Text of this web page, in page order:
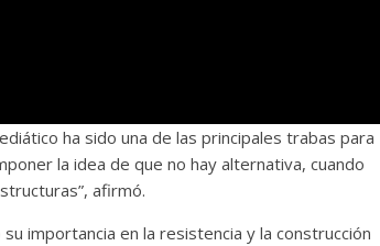
ha sido una de las principales trabas para
la idea de que no hay alternativa, cuando
afirmó.
importancia en la resistencia y la construcción